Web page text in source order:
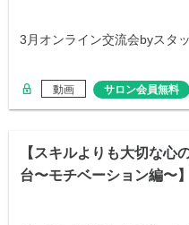
3月オンライン交流会byスタ
動画 サロン会員無料
【スキルよりも大切な心
台〜モチベーション編〜】